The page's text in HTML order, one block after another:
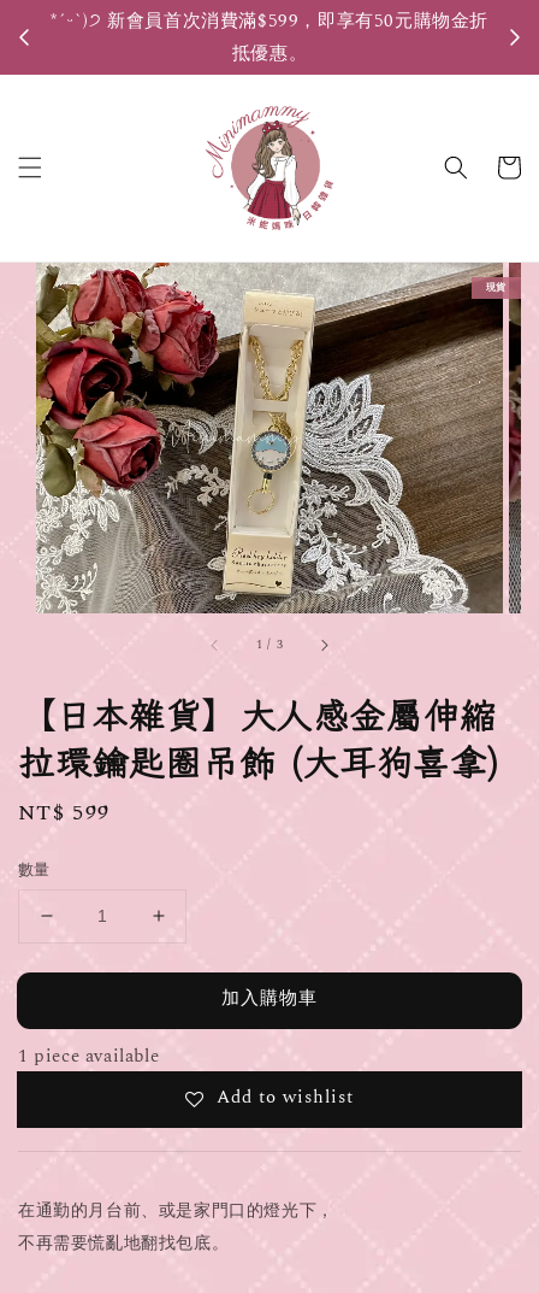
*ˊᵕˋ)੭ 新會員首次消費滿$599，即享有50元購物金折
抵優惠。
1 / 3
現貨
【日本雜貨】大人感金屬伸縮
拉環鑰匙圈吊飾 (大耳狗喜拿)
Regular
NT$ 599
數量
加入購物車
1 piece available
Add to wishlist
在通勤的月台前、或是家門口的燈光下，
不再需要慌亂地翻找包底。